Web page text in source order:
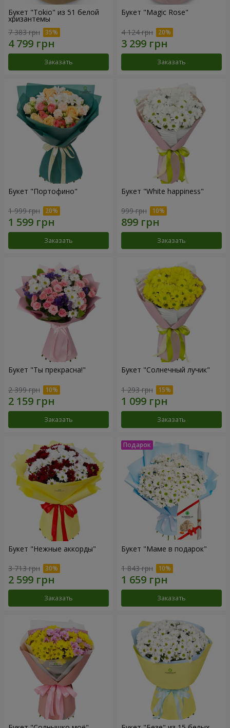
Букет "Tokio" из 51 белой
хризантемы
7 383 грн
Заказать
Букет "Magic Rose"
4 124 грн
Заказать
Букет "Портофино"
1 999 грн
Заказать
Букет "White happiness"
999 грн
Заказать
Букет "Ты прекрасна!"
2 399 грн
Заказать
Букет "Солнечный лучик"
1 293 грн
Заказать
Букет "Нежные аккорды"
3 713 грн
Заказать
Букет "Маме в подарок"
1 843 грн
Заказать